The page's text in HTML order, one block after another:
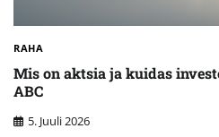
RAHA
Mis on aktsia ja kuidas
ABC
5. Juuli 2026